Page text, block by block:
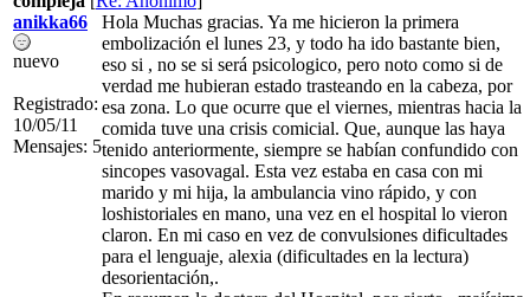
anikka66
nuevo
Registrado:
10/05/11
Mensajes: 5
Hola Muchas gracias. Ya me hicieron la primera
embolización el lunes 23, y todo ha ido bastante bien,
eso si , no se si será psicologico, pero noto como si de
verdad me hubieran estado trasteando en la cabeza, por
esa zona. Lo que ocurre que el viernes, mientras hacia la
comida tuve una crisis comicial. Que, aunque las haya
tenido anteriormente, siempre se habían confundido con
sincopes vasovagal. Esta vez estaba en casa con mi
marido y mi hija, la ambulancia vino rápido, y con
loshistoriales en mano, una vez en el hospital lo vieron
claron. En mi caso en vez de convulsiones dificultades
para el lenguaje, alexia (dificultades en la lectura)
desorientación,.